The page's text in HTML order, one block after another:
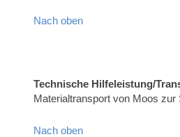
Nach oben
Technische Hilfeleistung/
Materialtransport von Moos
Nach oben